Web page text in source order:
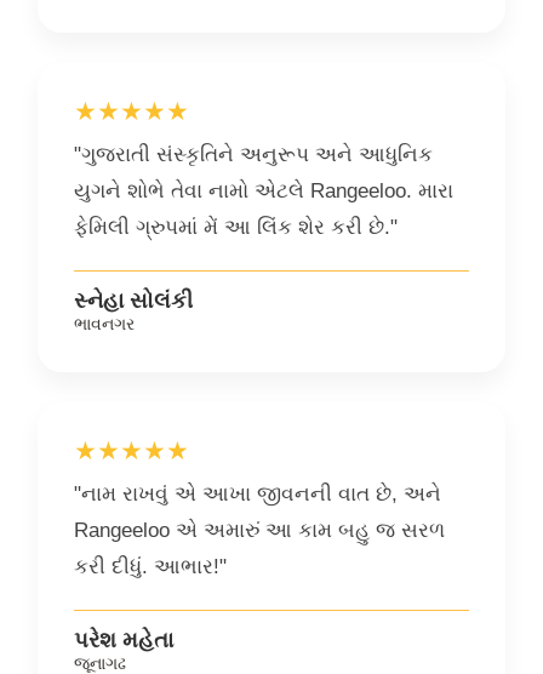
★★★★★
"ગુજરાતી સંસ્કૃતિને અનુરૂપ અને આધુનિક
યુગને શોભે તેવા નામો એટલે Rangeeloo. મારા
ફેમિલી ગ્રુપમાં મેં આ લિંક શેર કરી છે."
સ્નેહા સોલંકી
ભાવનગર
★★★★★
"નામ રાખવું એ આખા જીવનની વાત છે, અને
Rangeeloo એ અમારું આ કામ બહુ જ સરળ
કરી દીધું. આભાર!"
પરેશ મહેતા
જૂનાગઢ